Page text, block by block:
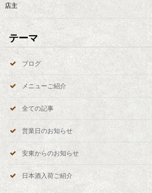
店主
テーマ
ブログ
メニューご紹介
全ての記事
営業日のお知らせ
安東からのお知らせ
日本酒入荷ご紹介